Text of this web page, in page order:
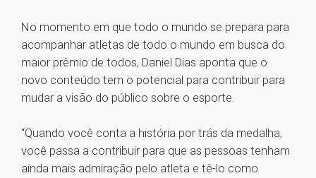
No momento em que todo o mundo se prepara para
acompanhar atletas de todo o mundo em busca do
maior prêmio de todos, Daniel Dias aponta que o
novo conteúdo tem o potencial para contribuir para
mudar a visão do público sobre o esporte.
“Quando você conta a história por trás da medalha,
você passa a contribuir para que as pessoas tenham
ainda mais admiração pelo atleta e tê-lo como